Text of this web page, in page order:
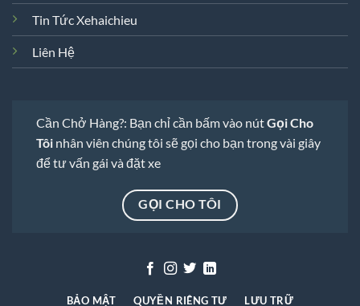
Tin Tức Xehaichieu
Liên Hệ
Cần Chở Hàng?: Bạn chỉ cần bấm vào nútGọi Cho
Tôi nhân viên chúng tôi sẽ gọi cho bạn trong vài giây
để tư vấn gái và đặt xe
GỌI CHO TÔI
BẢO MẬT QUYỀN RIÊNG TƯ LƯU TRỮ